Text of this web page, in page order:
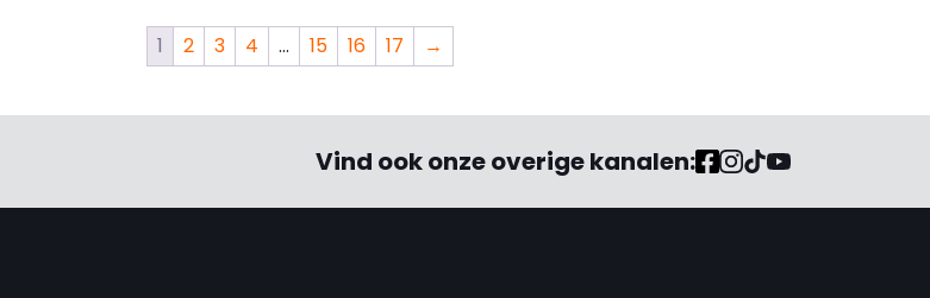
1 2 3 4 … 15 16 17 →
Vind ook onze overige kanalen: